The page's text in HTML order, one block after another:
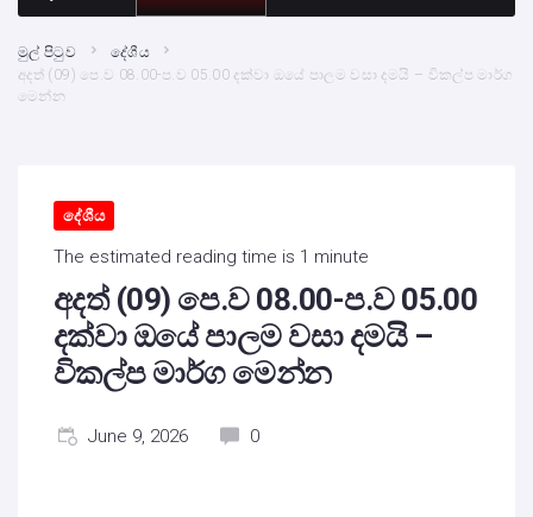
මුල් පිටුව
දේශීය
අදත් (09) පෙ.ව 08.00-ප.ව 05.00 දක්වා ඔයේ පාලම වසා දමයි – විකල්ප මාර්ග
මෙන්න
දේශීය
The estimated reading time is 1 minute
අදත් (09) පෙ.ව 08.00-ප.ව 05.00
දක්වා ඔයේ පාලම වසා දමයි –
විකල්ප මාර්ග මෙන්න
June 9, 2026 0